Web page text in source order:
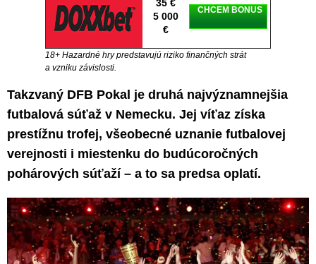
35 €
5 000
€
CHCEM BONUS
18+ Hazardné hry predstavujú riziko finančných strát
a vzniku závislosti.
Takzvaný DFB Pokal je druhá najvýznamnejšia
futbalová súťaž v Nemecku. Jej víťaz získa
prestížnu trofej, všeobecné uznanie futbalovej
verejnosti i miestenku do budúcoročných
pohárových súťaží – a to sa predsa oplatí.